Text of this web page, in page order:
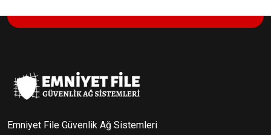
Emniyet File Güvenlik Ağ Sistemleri